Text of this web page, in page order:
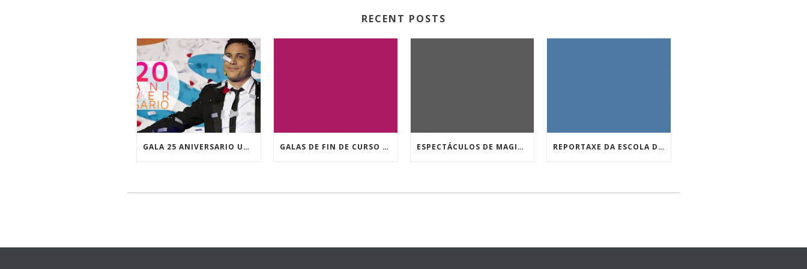
RECENT POSTS
GALA 25 ANIVERSARIO UNIVERSIDAD DE VIGO GALAS DE FIN DE CURSO DA ESCOLA MUNICIPAL DE MAXIA ESPECTÁCULOS DE MAGIA PARA ESCOLARES. REPORTAXE DA ESCOLA DE MAXIA NOS INFORMATIVOS DA TVG